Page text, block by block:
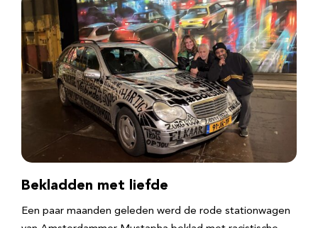
Bekladden met liefde
Een paar maanden geleden werd de rode stationwagen